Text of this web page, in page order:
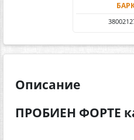
Описание
ПРОБИЕН ФОРТЕ